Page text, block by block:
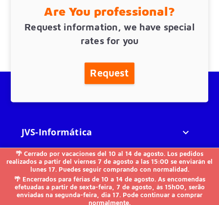
🌴 Cerrado por vacaciones del 10 al 14 de agosto. Los pedidos
realizados a partir del viernes 7 de agosto a las 15:00 se enviarán el
lunes 17. Puedes seguir comprando con normalidad.
🌴 Encerrados para férias de 10 a 14 de agosto. As encomendas
efetuadas a partir de sexta-feira, 7 de agosto, às 15h00, serão
enviadas na segunda-feira, dia 17. Pode continuar a comprar
normalmente.
Are You professional?
Request information, we have special
rates for you
Request
JVS-Informática 
FAQs 
Others 